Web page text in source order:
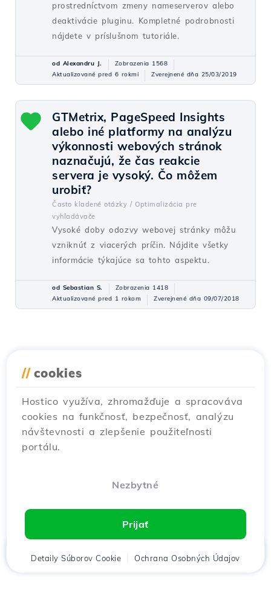
prostredníctvom zmeny nameserverov alebo
deaktivácie pluginu. Kompletné podrobnosti
nájdete v príslušnom tutoriále.
od Alexandru J.
Zobrazenia 1568
Aktualizované pred 6 rokmi
Zverejnené dňa 25/03/2019
GTMetrix, PageSpeed Insights
alebo iné platformy na analýzu
výkonnosti webových stránok
naznačujú, že čas reakcie
servera je vysoký. Čo môžem
urobiť?
Často kladené otázky / Optimalizácia pre
vyhľadávače
Vysoké doby odozvy webovej stránky môžu
vzniknúť z viacerých príčin. Nájdite všetky
informácie týkajúce sa tohto aspektu.
od Sebastian S.
Zobrazenia 1418
Aktualizované pred 1 rokom
Zverejnené dňa 09/07/2018
// cookies
Hostico využíva, zhromažďuje a spracováva
cookies na funkčnosť, bezpečnosť, analýzu
návštevnosti a zlepšenie použiteľnosti
portálu.
Nezbytné
Prijať
Detaily Súborov Cookie Ochrana Osobných Údajov
Domov Klient Košík Chat Menu